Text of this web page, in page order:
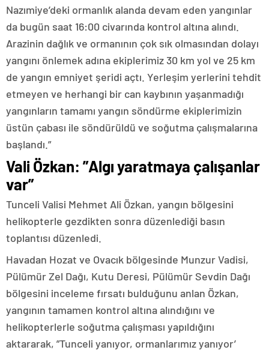
Nazımiye’deki ormanlık alanda devam eden yangınlar
da bugün saat 16:00 civarında kontrol altına alındı.
Arazinin dağlık ve ormanının çok sık olmasından dolayı
yangını önlemek adına ekiplerimiz 30 km yol ve 25 km
de yangın emniyet şeridi açtı. Yerleşim yerlerini tehdit
etmeyen ve herhangi bir can kaybının yaşanmadığı
yangınların tamamı yangın söndürme ekiplerimizin
üstün çabası ile söndürüldü ve soğutma çalışmalarına
başlandı.”
Vali Özkan: ”Algı yaratmaya çalışanlar
var”
Tunceli Valisi Mehmet Ali Özkan, yangın bölgesini
helikopterle gezdikten sonra düzenlediği basın
toplantısı düzenledi.
Havadan Hozat ve Ovacık bölgesinde Munzur Vadisi,
Pülümür Zel Dağı, Kutu Deresi, Pülümür Sevdin Dağı
bölgesini inceleme fırsatı bulduğunu anlan Özkan,
yangının tamamen kontrol altına alındığını ve
helikopterlerle soğutma çalışması yapıldığını
aktararak, ”Tunceli yanıyor, ormanlarımız yanıyor’